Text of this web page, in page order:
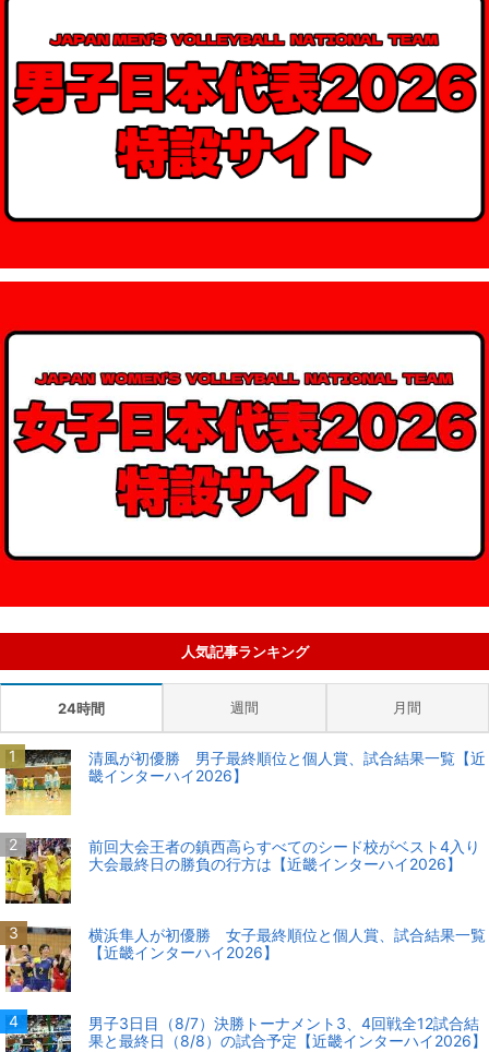
人気記事ランキング
24時間 週間 月間
清風が初優勝 男子最終順位と個人賞、試合結果一覧【近
畿インターハイ2026】
前回大会王者の鎮西高らすべてのシード校がベスト4入り
大会最終日の勝負の行方は【近畿インターハイ2026】
横浜隼人が初優勝 女子最終順位と個人賞、試合結果一覧
【近畿インターハイ2026】
男子3日目（8/7）決勝トーナメント3、4回戦全12試合結
果と最終日（8/8）の試合予定【近畿インターハイ2026】